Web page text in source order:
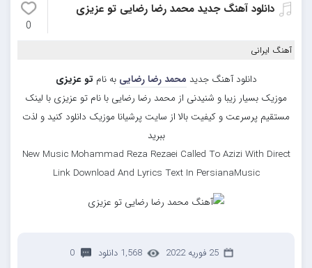
دانلود آهنگ جدید محمد رضا رضایی تو عزیزی
0
آهنگ ایرانی
دانلود آهنگ جدید محمد رضا رضایی به نام تو عزیزی
موزیک بسیار زیبا و شنیدنی از محمد رضا رضایی با نام تو عزیزی با لینک
مستقیم پرسرعت و کیفیت بالا از سایت پرشیانا موزیک دانلود کنید و لذت
ببرید
New Music Mohammad Reza Rezaei Called To Azizi With Direct
Link Download And Lyrics Text In PersianaMusic
25 فوریه 2022 1,568 دانلود 0